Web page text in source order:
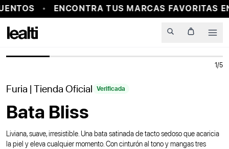
ENCONTRA TUS MARCAS FAVORITAS
1/5
Furia | Tienda Oficial Verificada
Bata Bliss
Liviana, suave, irresistible. Una bata satinada de tacto sedoso que acaricia
la piel y eleva cualquier momento. Con cinturón al tono y mangas tres